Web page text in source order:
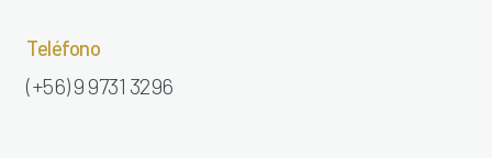
Teléfono
(+56) 9 9731 3296